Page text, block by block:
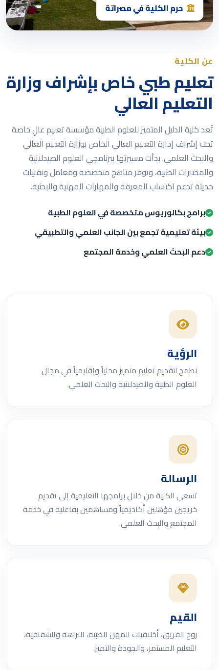
حرم الكلية في مصراتة
عن الكلية
تعليم طبي خاص بإشراف وزارة
التعليم العالي
تُعد كلية الدليل المتميز للعلوم الطبية مؤسسة تعليم عالٍ خاصة
تحت إشراف إدارة التعليم العالي الخاص بوزارة التعليم العالي
والبحث العلمي. بدأت مسيرتها ببرنامجي العلوم الصيدلانية
والمختبرات الطبية، وتوفر مناهج متخصصة ومعامل وتقنيات
حديثة تدعم اكتساب المعرفة والمهارات المهنية والبحثية.
برامج بكالوريوس متخصصة في العلوم الطبية
بيئة تعليمية تجمع بين الجانب العلمي والتطبيقي
دعم البحث العلمي وخدمة المجتمع
الرؤية
نطمح لتقديم تعليم متميز محلياً وإقليمياً في مجال
العلوم الطبية والصيدلانية والبحث العلمي.
الرسالة
تسعى الكلية من خلال برامجها التعليمية إلى تقديم
خريجين مؤهلين أكاديمياً ومساهمين بفاعلية في خدمة
المجتمع والبحث العلمي.
القيم
روح الفريق، أخلاقيات المهن الطبية، النزاهة والشفافية،
التعليم المستمر، والجودة والتميز.